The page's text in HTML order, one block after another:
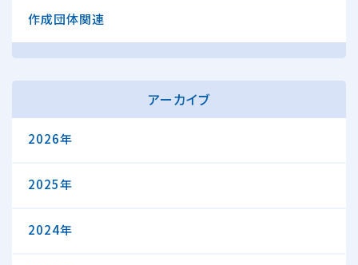
作成団体関連
アーカイブ
2026年
2025年
2024年